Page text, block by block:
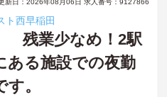
西早稲田
残業少なめ！2駅
ある施設での夜勤
。